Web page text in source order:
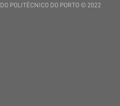
POLITÉCNICO DO PORTO © 2022